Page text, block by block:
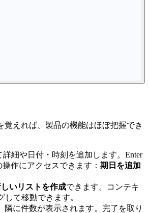
えれば、製品の機能はほぼ把握でき
細や日付・時刻を追加します。Enter
作にアクセスできます： 期日を追加
しいリストを作成できます。コンテキ
て移動できます。
隣に件数が表示されます。完了を取り